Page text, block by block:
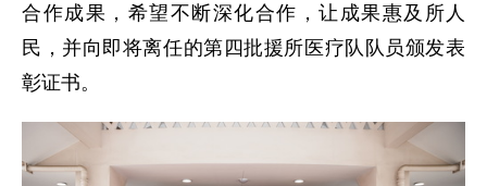
合作成果，希望不断深化合作，让成果惠及所人
民，并向即将离任的第四批援所医疗队队员颁发表
彰证书。